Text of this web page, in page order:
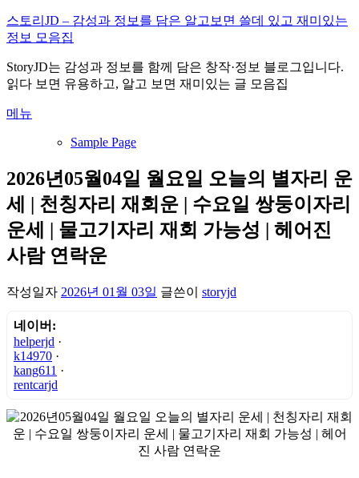
내
용
로
바
가
스토리JD – 감성과 정보를 담은 알고보면 쓸데 있고 재미있는
정보 모음집
StoryJD는 감성과 정보를 함께 담은 창작·정보 블로그입니다.
읽다 보면 유용하고, 알고 보면 재미있는 글 모음집
메뉴
Sample Page
2026년05월04일 월요일 오늘의 별자리 운
세 | 천칭자리 재회운 | 수요일 쌍둥이자리
운세 | 물고기자리 재회 가능성 | 헤어진
사람 연락운
작성일자 2026년 01월 03일 글쓴이 storyjd
네이버:
helperjd ·
k14970 ·
kang611 ·
rentcarjd